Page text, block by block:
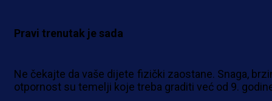
Pravi trenutak je sada
Ne čekajte da vaše dijete fizički zaostane. Snaga,
otpornost su temelji koje treba graditi već od 9.